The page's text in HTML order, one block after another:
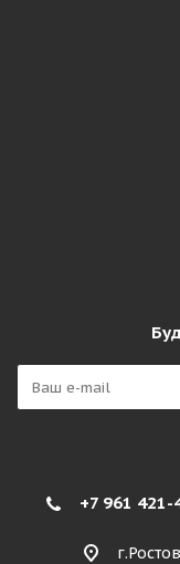
+7 961 421-